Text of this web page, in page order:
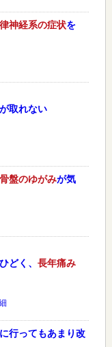
神経系の症状を
取れない
盤のゆがみが気
どく、 長年痛み
行ってもあまり改